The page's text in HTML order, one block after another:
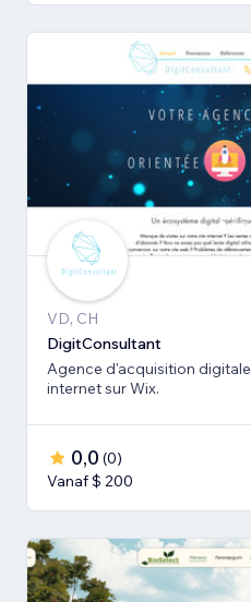
VD, CH
DigitConsultant
Agence d'acquisition digitale et de création de site
internet sur Wix.
0,0 (0)
Vanaf $ 200